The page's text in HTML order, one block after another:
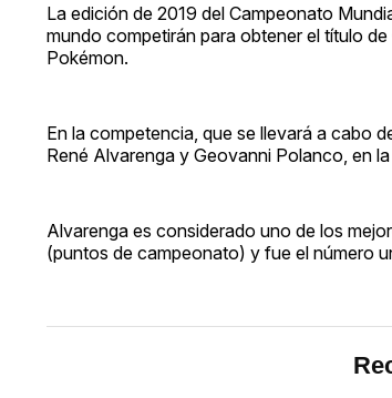
La edición de 2019 del Campeonato
mundo competirán para obtener el título
Pokémon.
En la competencia, que se llevará a cabo
René Alvarenga y Geovanni Polanco, en
Alvarenga es considerado uno de los
(puntos de campeonato) y fue el número